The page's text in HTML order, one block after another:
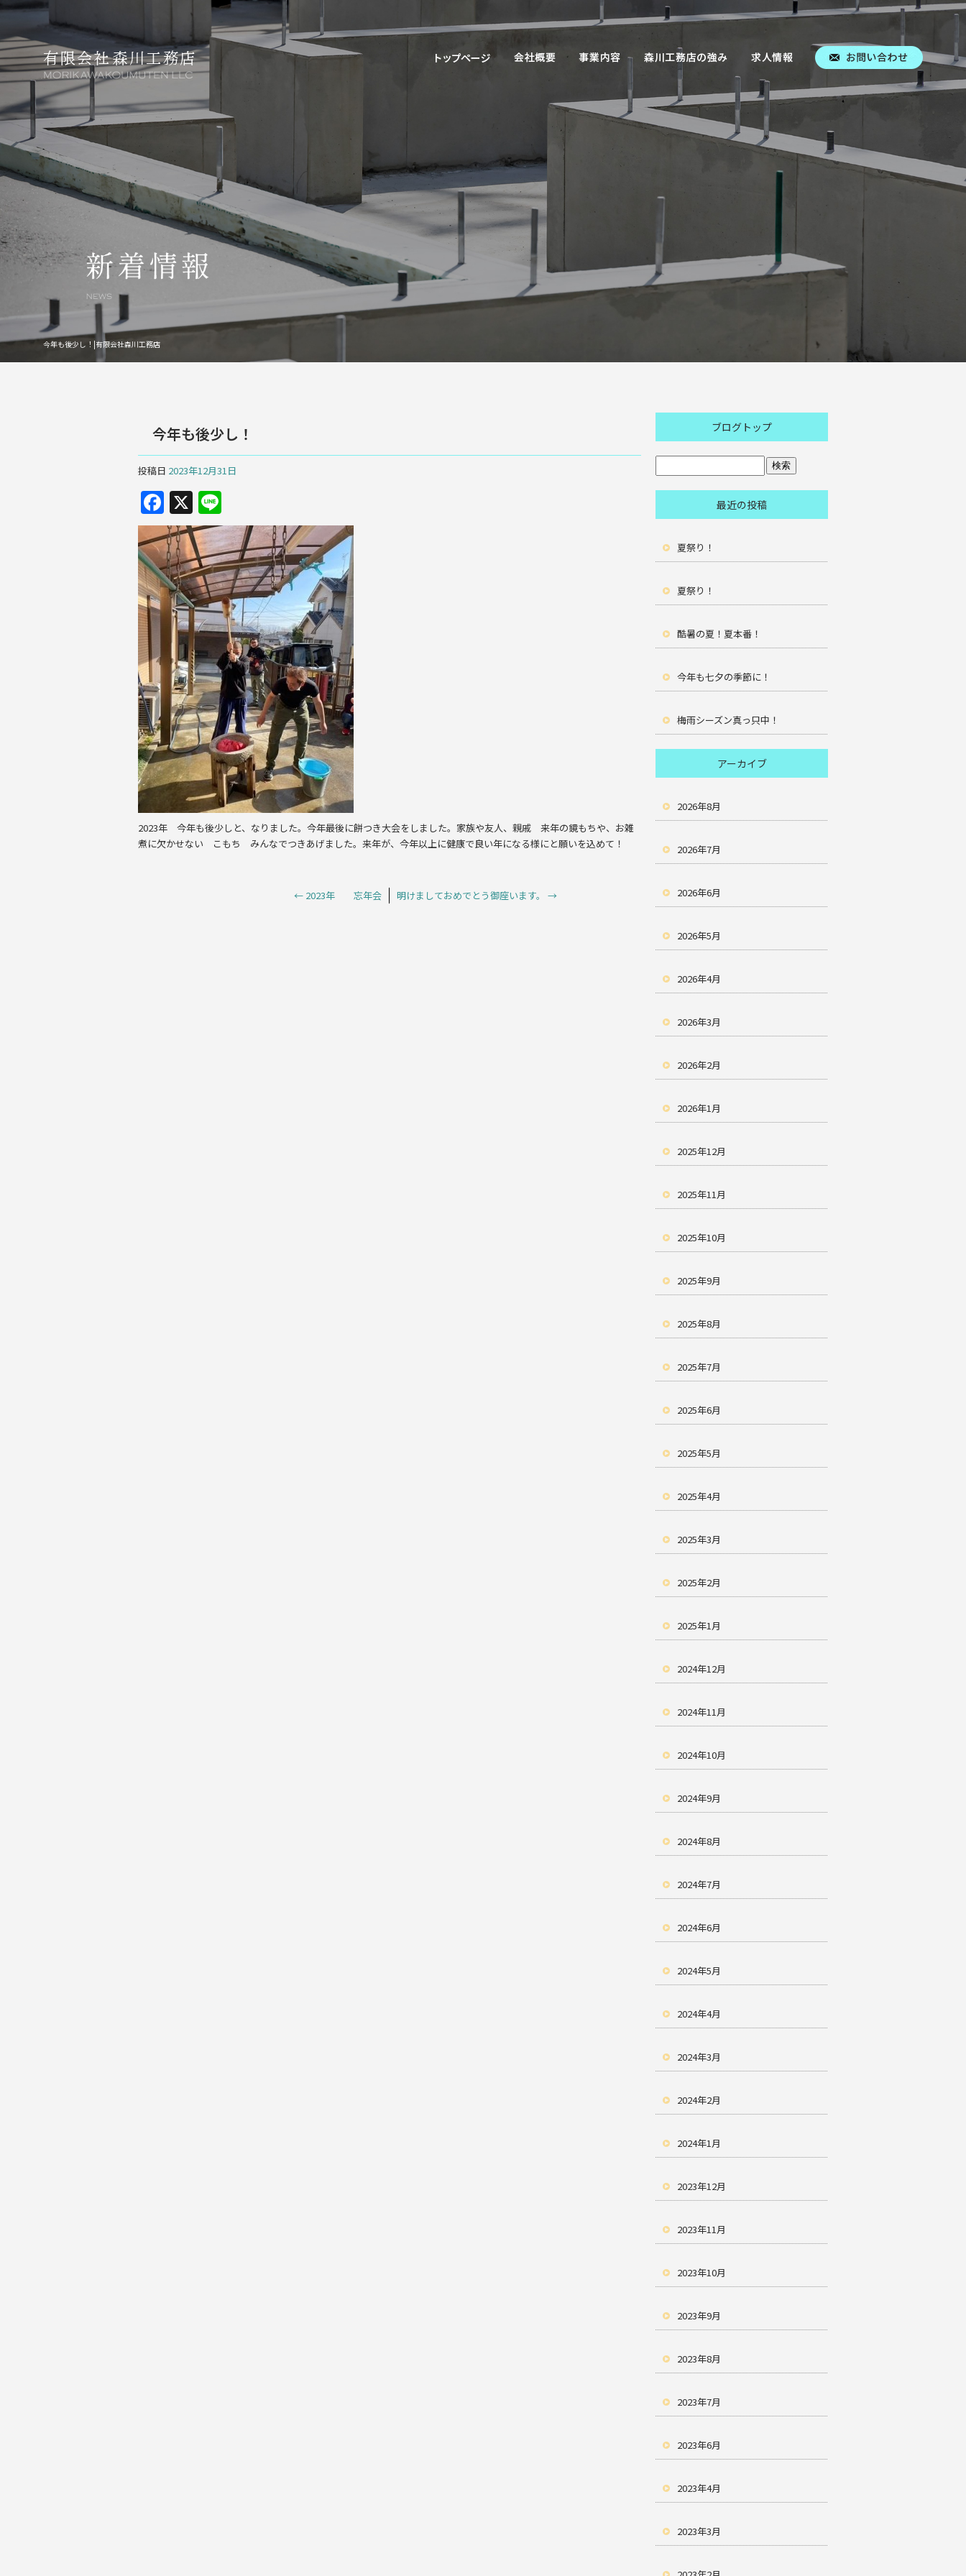
今年も後少し！|有限会社森川工務店
今年も後少し！
投稿日 2023年12月31日
F
a
c
e
b
o
o
k
X
n
e
2023年 今年も後少しと、なりました。今年最後に餅つき大会をしました。家族や友人、親戚 来年の鏡もちや、お雑
煮に欠かせない こもち みんなでつきあげました。来年が、今年以上に健康で良い年になる様にと願いを込めて！
← 2023年 忘年会 明けましておめでとう御座います。 →
ブログトップ
最近の投稿
夏祭り！
夏祭り！
酷暑の夏！夏本番！
今年も七夕の季節に！
梅雨シーズン真っ只中！
アーカイブ
2026年8月
2026年7月
2026年6月
2026年5月
2026年4月
2026年3月
2026年2月
2026年1月
2025年12月
2025年11月
2025年10月
2025年9月
2025年8月
2025年7月
2025年6月
2025年5月
2025年4月
2025年3月
2025年2月
2025年1月
2024年12月
2024年11月
2024年10月
2024年9月
2024年8月
2024年7月
2024年6月
2024年5月
2024年4月
2024年3月
2024年2月
2024年1月
2023年12月
2023年11月
2023年10月
2023年9月
2023年8月
2023年7月
2023年6月
2023年4月
2023年3月